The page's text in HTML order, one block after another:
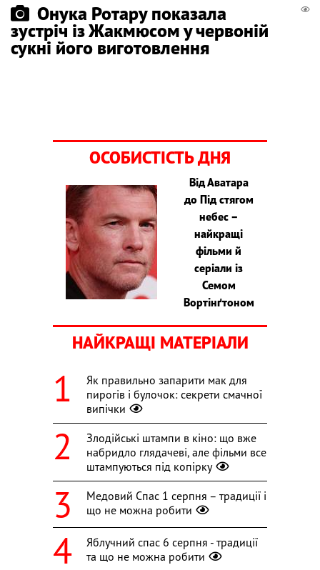
Онука Ротару показала
зустріч із Жакмюсом у червоній
сукні його виготовлення
ОСОБИСТІСТЬ ДНЯ
Від Аватара
до Під стягом
небес –
найкращі
фільми й
серіали із
Семом
Вортінґтоном
НАЙКРАЩІ МАТЕРІАЛИ
Як правильно запарити мак для
пирогів і булочок: секрети смачної
випічки
Злодійські штампи в кіно: що вже
набридло глядачеві, але фільми все
штампуються під копірку
Медовий Спас 1 серпня – традиції і
що не можна робити
Яблучний спас 6 серпня - традиції
та що не можна робити